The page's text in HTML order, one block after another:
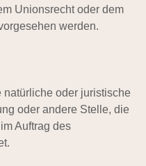
Unionsrecht oder dem
werden.
natürliche oder juristische
oder andere Stelle, die
Auftrag des